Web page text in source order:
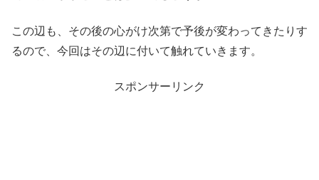
この辺も、その後の心がけ次第で予後が変わってきたりす
るので、今回はその辺に付いて触れていきます。
スポンサーリンク